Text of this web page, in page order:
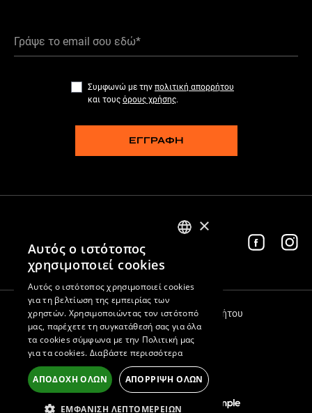
Γράψε το email σου εδώ*
Συμφωνώ με την πολιτική απορρήτου
και τους όρους χρήσης.
ΕΓΓΡΑΦΗ
Ακολούθησέ μας
© 2026 Thermofoil
Όροι Χρήσης Πολιτική Απορρήτου
Αρ. ΓΕΜΗ 155022302000
×
Αυτός ο ιστότοπος
χρησιμοποιεί cookies
Αυτός ο ιστότοπος χρησιμοποιεί cookies
για τη βελτίωση της εμπειρίας των
χρηστών. Χρησιμοποιώντας τον ιστότοπό
μας, παρέχετε τη συγκατάθεσή σας για όλα
τα cookies σύμφωνα με την Πολιτική μας
για τα cookies. Διαβάστε περισσότερα
ΑΠΟΔΟΧΉ ΌΛΩΝ ΑΠΌΡΡΙΨΗ ΌΛΩΝ
ΕΜΦΆΝΙΣΗ ΛΕΠΤΟΜΕΡΕΙΏΝ